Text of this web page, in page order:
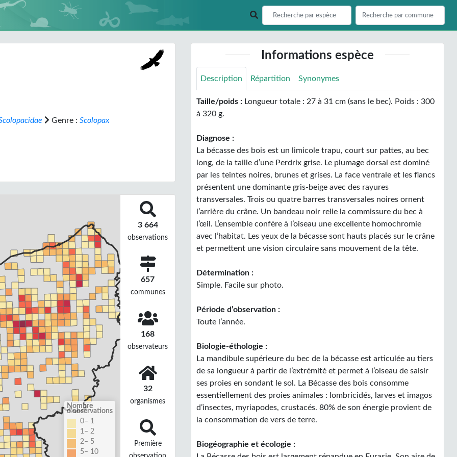
Genre : Scolopax
Nombre
d'observations
0– 1
1– 2
2– 5
5– 10
3 664
observations
657
communes
168
observateurs
32
organismes
Première
Informations espèce
Description Répartition Synonymes
Taille/poids : Longueur totale : 27 à 31 cm (sans le bec). Poids : 300
à 320 g.
Diagnose :
La bécasse des bois est un limicole trapu, court sur pattes, au bec
long, de la taille d’une Perdrix grise. Le plumage dorsal est dominé
par les teintes noires, brunes et grises. La face ventrale et les flancs
présentent une dominante gris-beige avec des rayures
transversales. Trois ou quatre barres transversales noires ornent
l’arrière du crâne. Un bandeau noir relie la commissure du bec à
l’œil. L’ensemble confère à l’oiseau une excellente homochromie
avec l’habitat. Les yeux de la bécasse sont hauts placés sur le crâne
et permettent une vision circulaire sans mouvement de la tête.
Détermination :
Simple. Facile sur photo.
Période d’observation :
Toute l’année.
Biologie-éthologie :
La mandibule supérieure du bec de la bécasse est articulée au tiers
de sa longueur à partir de l’extrémité et permet à l’oiseau de saisir
ses proies en sondant le sol. La Bécasse des bois consomme
essentiellement des proies animales : lombricidés, larves et imagos
d’insectes, myriapodes, crustacés. 80% de son énergie provient de
la consommation de vers de terre.
Biogéographie et écologie :